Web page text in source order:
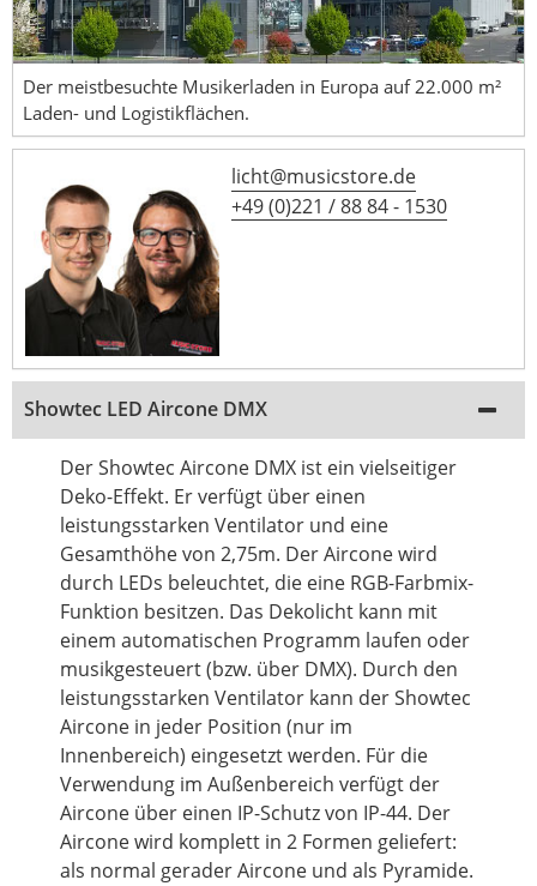
Der meistbesuchte Musikerladen in Europa auf 22.000 m²
Laden- und Logistikflächen.
licht@musicstore.de
+49 (0)221 / 88 84 - 1530
Showtec LED Aircone DMX
Der Showtec Aircone DMX ist ein vielseitiger
Deko-Effekt. Er verfügt über einen
leistungsstarken Ventilator und eine
Gesamthöhe von 2,75m. Der Aircone wird
durch LEDs beleuchtet, die eine RGB-Farbmix-
Funktion besitzen. Das Dekolicht kann mit
einem automatischen Programm laufen oder
musikgesteuert (bzw. über DMX). Durch den
leistungsstarken Ventilator kann der Showtec
Aircone in jeder Position (nur im
Innenbereich) eingesetzt werden. Für die
Verwendung im Außenbereich verfügt der
Aircone über einen IP-Schutz von IP-44. Der
Aircone wird komplett in 2 Formen geliefert:
als normal gerader Aircone und als Pyramide.